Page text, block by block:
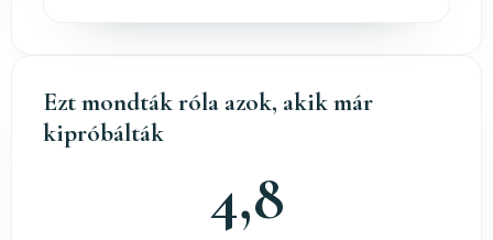
Ezt mondták róla azok, akik már
kipróbálták
4,8